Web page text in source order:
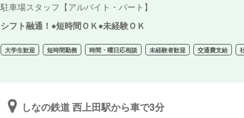
駐車場スタッフ【アルバイト・パート】
シフト融通！●短時間ＯＫ●未経験ＯＫ
大学生歓迎 短時間勤務 時間・曜日応相談 未経験者歓迎 交通費支給
しなの鉄道 西上田駅から車で3分